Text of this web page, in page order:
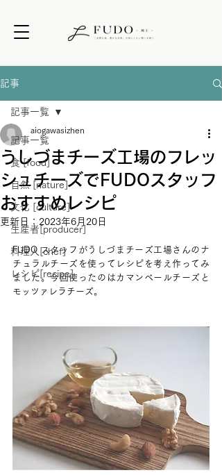
記事
記事一覧
食 [food]
自然 [nature]
文化 [culture]
生産者[producer]
料理人[chef]
レシピ[recipe]
記事一覧
うしづまチーズ工場のフレッ
シュチーズでFUDOスタッフ
おすすめレシピ
aiogawasizhen
更新日： 2023年6月20日
FUDO スタッフがうしづまチーズ工場さんのナ
チュラルチーズを使ってレシピを考え作ってみ
ました。今回使ったのはカマンベールチーズと
モッツァレラチーズ。